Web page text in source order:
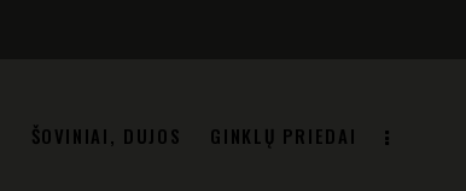
ŠOVINIAI, DUJOS GINKLŲ PRIEDAI